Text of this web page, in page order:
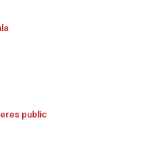
public